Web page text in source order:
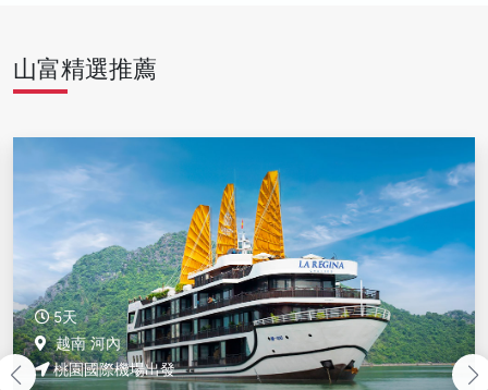
山富精選推薦
天
南 河內
園國際機場出發